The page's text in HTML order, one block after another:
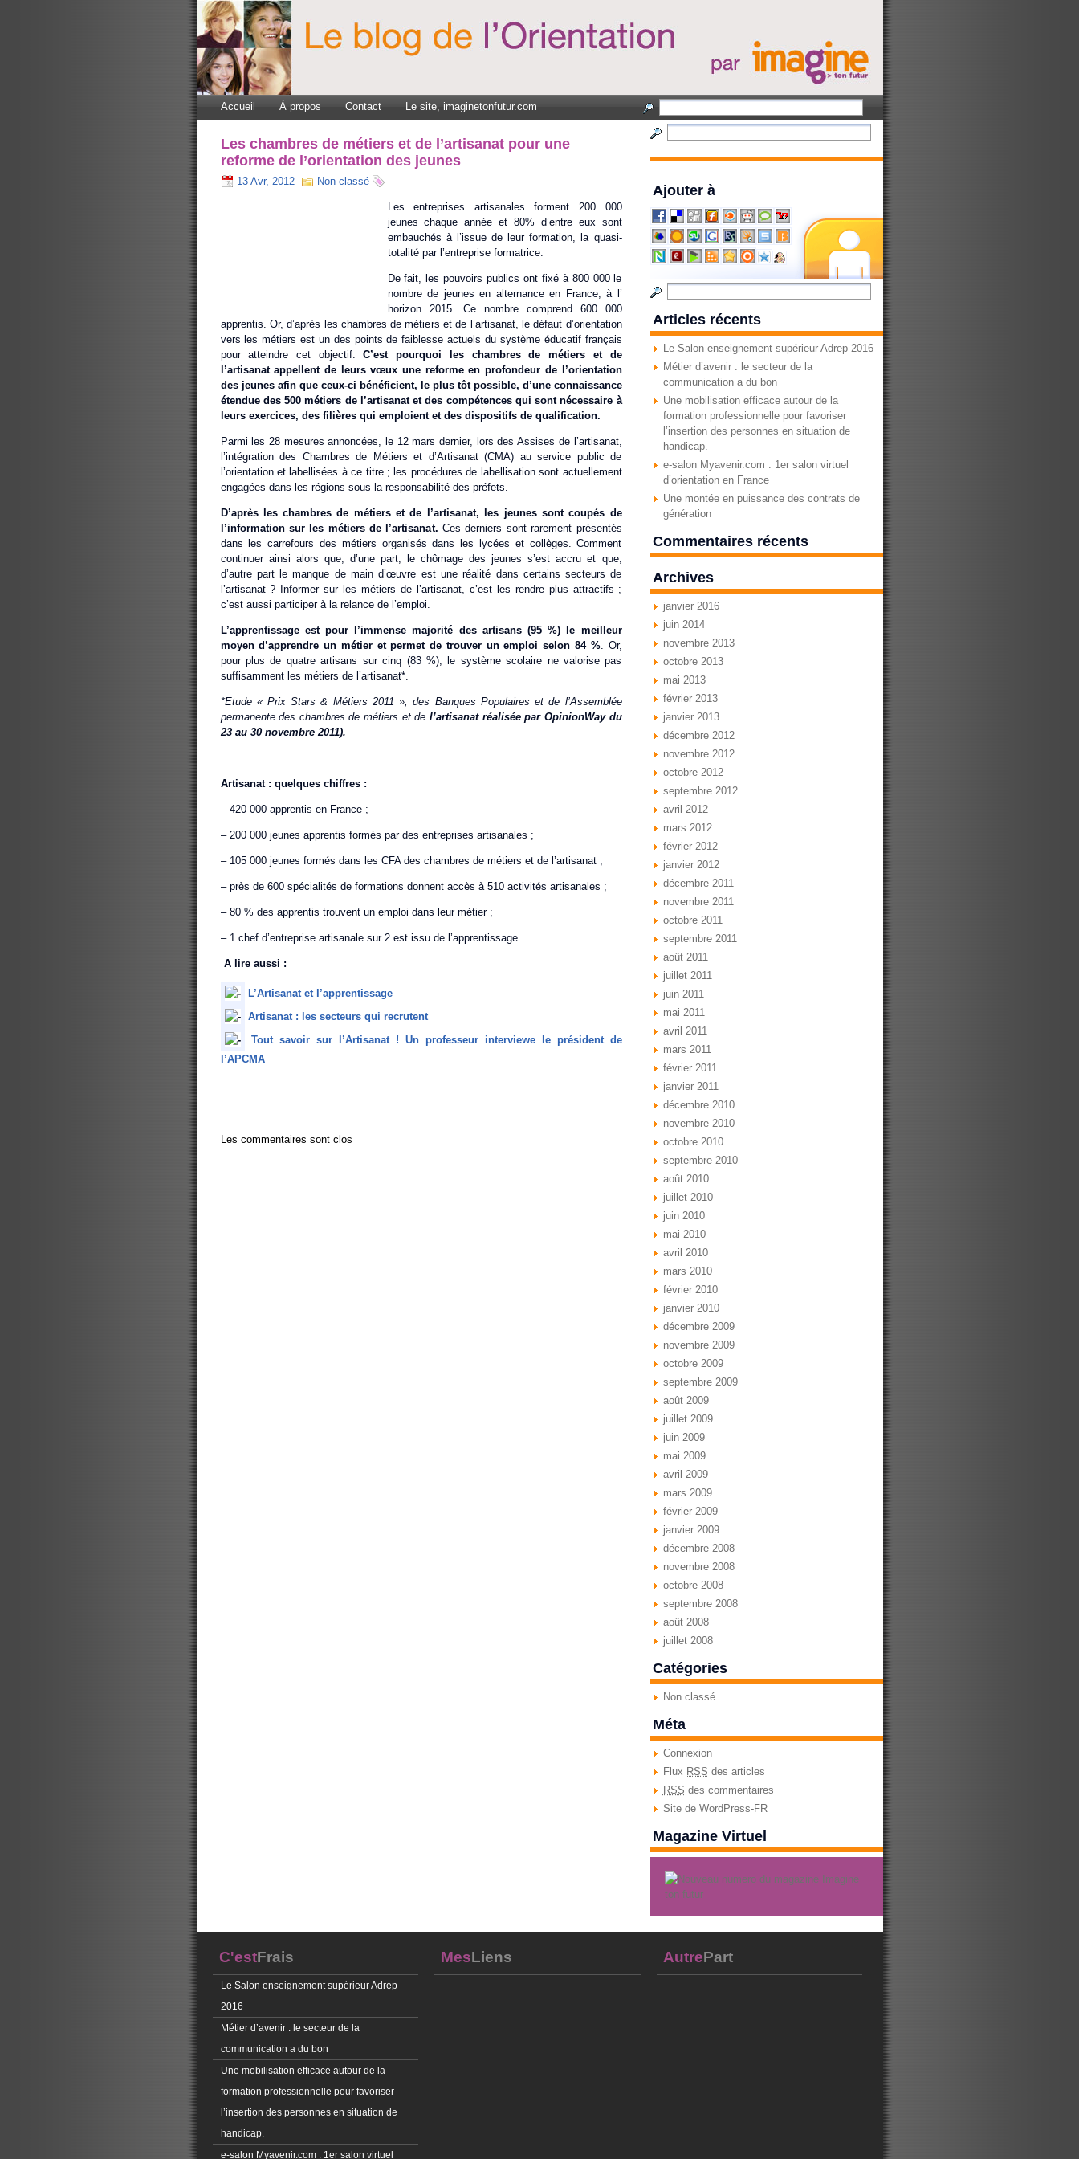
Accueil À propos Contact Le site, imaginetonfutur.com
Les chambres de métiers et de l’artisanat pour une
reforme de l’orientation des jeunes
13 Avr, 2012 Non classé
Les entreprises artisanales forment 200 000
jeunes chaque année et 80% d’entre eux sont
embauchés à l’issue de leur formation, la quasi-
totalité par l’entreprise formatrice.
De fait, les pouvoirs publics ont fixé à 800 000 le
nombre de jeunes en alternance en France, à l’
horizon 2015. Ce nombre comprend 600 000
apprentis. Or, d’après les chambres de métiers et de l’artisanat, le défaut d’orientation
vers les métiers est un des points de faiblesse actuels du système éducatif français
pour atteindre cet objectif.C’est pourquoi les chambres de métiers et de
l’artisanat appellent de leurs vœux une reforme en profondeur de l’orientation
des jeunes afin que ceux-ci bénéficient, le plus tôt possible, d’une connaissance
étendue des 500 métiers de l’artisanat et des compétences qui sont nécessaire à
leurs exercices, des filières qui emploient et des dispositifs de qualification.
Parmi les 28 mesures annoncées, le 12 mars dernier, lors des Assises de l’artisanat,
l’intégration des Chambres de Métiers et d’Artisanat (CMA) au service public de
l’orientation et labellisées à ce titre ; les procédures de labellisation sont actuellement
engagées dans les régions sous la responsabilité des préfets.
D’après les chambres de métiers et de l’artisanat, les jeunes sont coupés de
l’information sur les métiers de l’artisanat. Ces derniers sont rarement présentés
dans les carrefours des métiers organisés dans les lycées et collèges. Comment
continuer ainsi alors que, d’une part, le chômage des jeunes s’est accru et que,
d’autre part le manque de main d’œuvre est une réalité dans certains secteurs de
l’artisanat ? Informer sur les métiers de l’artisanat, c’est les rendre plus attractifs ;
c’est aussi participer à la relance de l’emploi.
L’apprentissage est pour l’immense majorité des artisans (95 %) le meilleur
moyen d’apprendre un métier et permet de trouver un emploi selon 84 %. Or,
pour plus de quatre artisans sur cinq (83 %), le système scolaire ne valorise pas
suffisamment les métiers de l’artisanat*.
*Etude « Prix Stars & Métiers 2011 », des Banques Populaires et de l’Assemblée
permanente des chambres de métiers et de l’artisanat réalisée par OpinionWay du
23 au 30 novembre 2011).
Artisanat : quelques chiffres :
– 420 000 apprentis en France ;
– 200 000 jeunes apprentis formés par des entreprises artisanales ;
– 105 000 jeunes formés dans les CFA des chambres de métiers et de l’artisanat ;
– près de 600 spécialités de formations donnent accès à 510 activités artisanales ;
– 80 % des apprentis trouvent un emploi dans leur métier ;
– 1 chef d’entreprise artisanale sur 2 est issu de l’apprentissage.
A lire aussi :
L’Artisanat et l’apprentissage
Artisanat : les secteurs qui recrutent
Tout savoir sur l’Artisanat ! Un professeur interviewe le président de
l’APCMA
Les commentaires sont clos
Ajouter à
Articles récents
Le Salon enseignement supérieur Adrep 2016
Métier d’avenir : le secteur de la
communication a du bon
Une mobilisation efficace autour de la
formation professionnelle pour favoriser
l’insertion des personnes en situation de
handicap.
e-salon Myavenir.com : 1er salon virtuel
d’orientation en France
Une montée en puissance des contrats de
génération
Commentaires récents
Archives
janvier 2016
juin 2014
novembre 2013
octobre 2013
mai 2013
février 2013
janvier 2013
décembre 2012
novembre 2012
octobre 2012
septembre 2012
avril 2012
mars 2012
février 2012
janvier 2012
décembre 2011
novembre 2011
octobre 2011
septembre 2011
août 2011
juillet 2011
juin 2011
mai 2011
avril 2011
mars 2011
février 2011
janvier 2011
décembre 2010
novembre 2010
octobre 2010
septembre 2010
août 2010
juillet 2010
juin 2010
mai 2010
avril 2010
mars 2010
février 2010
janvier 2010
décembre 2009
novembre 2009
octobre 2009
septembre 2009
août 2009
juillet 2009
juin 2009
mai 2009
avril 2009
mars 2009
février 2009
janvier 2009
décembre 2008
novembre 2008
octobre 2008
septembre 2008
août 2008
juillet 2008
Catégories
Non classé
Méta
Connexion
Flux RSS des articles
RSS des commentaires
Site de WordPress-FR
Magazine Virtuel
C'estFrais
Le Salon enseignement supérieur Adrep
2016
Métier d’avenir : le secteur de la
communication a du bon
Une mobilisation efficace autour de la
formation professionnelle pour favoriser
l’insertion des personnes en situation de
handicap.
e-salon Myavenir.com : 1er salon virtuel
MesLiens AutrePart